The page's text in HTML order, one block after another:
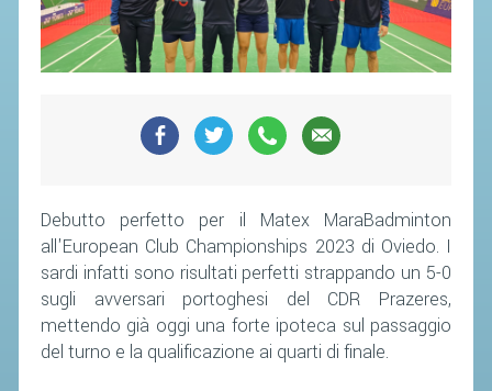
Debutto perfetto per il Matex MaraBadminton
all'European Club Championships 2023 di Oviedo. I
sardi infatti sono risultati perfetti strappando un 5-0
sugli avversari portoghesi del CDR Prazeres,
mettendo già oggi una forte ipoteca sul passaggio
del turno e la qualificazione ai quarti di finale.